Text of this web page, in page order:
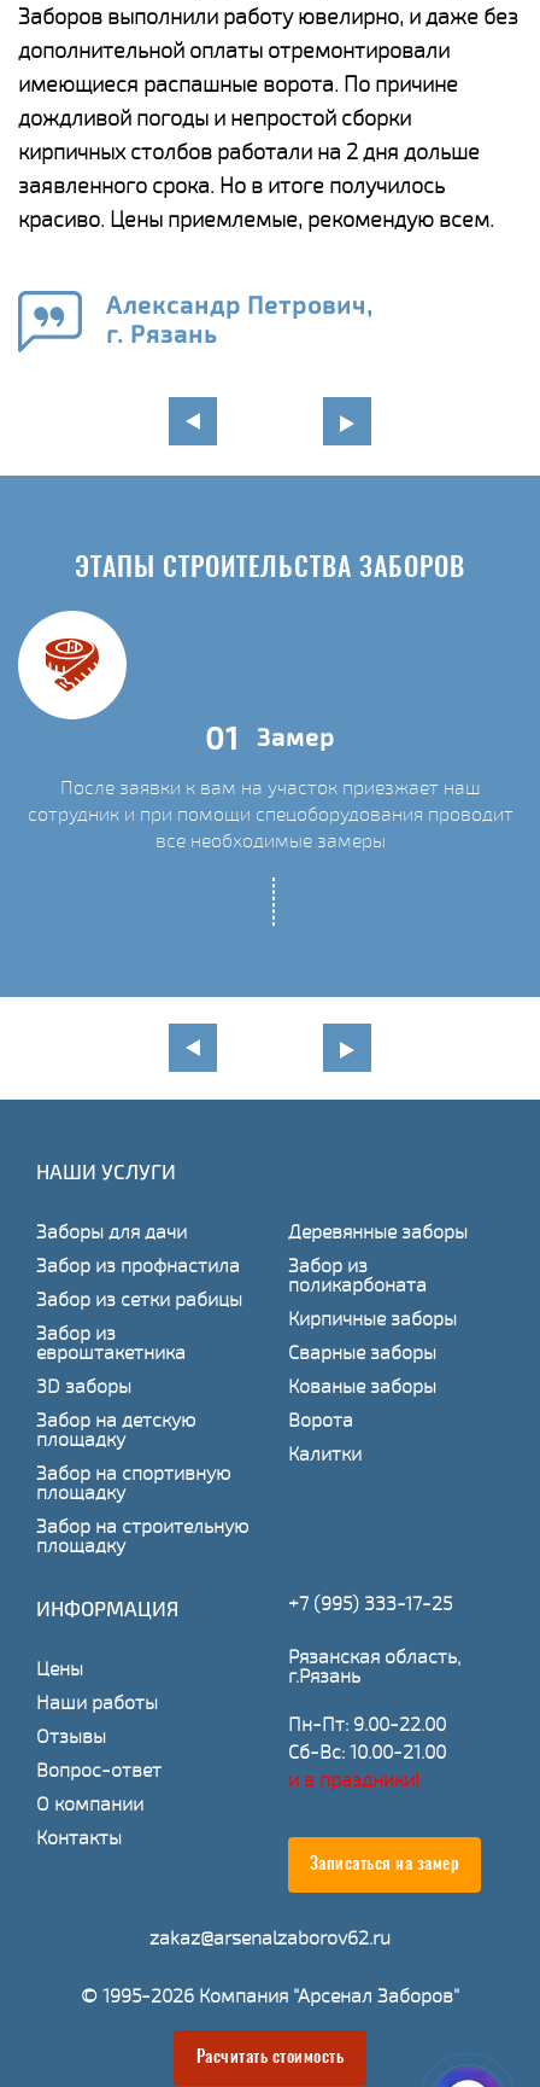
Заборов выполнили работу ювелирно, и даже без
дополнительной оплаты отремонтировали
имеющиеся распашные ворота. По причине
дождливой погоды и непростой сборки
кирпичных столбов работали на 2 дня дольше
заявленного срока. Но в итоге получилось
красиво. Цены приемлемые, рекомендую всем.
Александр Петрович,
г. Рязань
ЭТАПЫ СТРОИТЕЛЬСТВА ЗАБОРОВ
01 Замер
После заявки к вам на участок приезжает наш
сотрудник и при помощи спецоборудования проводит
все необходимые замеры
НАШИ УСЛУГИ
Заборы для дачи
Забор из профнастила
Забор из сетки рабицы
Забор из
евроштакетника
3D заборы
Забор на детскую
площадку
Забор на спортивную
площадку
Забор на строительную
площадку
Деревянные заборы
Забор из
поликарбоната
Кирпичные заборы
Сварные заборы
Кованые заборы
Ворота
Калитки
ИНФОРМАЦИЯ
Цены
Наши работы
Отзывы
Вопрос-ответ
О компании
Контакты
+7 (995) 333-17-25
Рязанская область,
г.Рязань
Пн-Пт: 9.00-22.00
Сб-Вс: 10.00-21.00
и в праздники!
Записаться на замер
zakaz@arsenalzaborov62.ru
© 1995-2026 Компания "Арсенал Заборов"
Расчитать стоимость